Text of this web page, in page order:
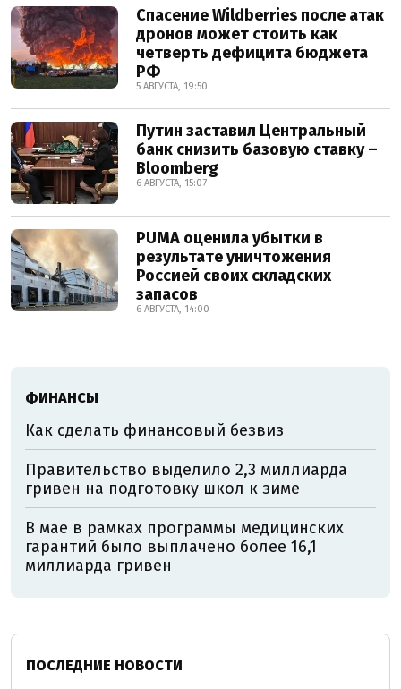
Спасение Wildberries после атак
дронов может стоить как
четверть дефицита бюджета
РФ
5 АВГУСТА, 19:50
Путин заставил Центральный
банк снизить базовую ставку –
Bloomberg
6 АВГУСТА, 15:07
PUMA оценила убытки в
результате уничтожения
Россией своих складских
запасов
6 АВГУСТА, 14:00
ФИНАНСЫ
Как сделать финансовый безвиз
Правительство выделило 2,3 миллиарда
гривен на подготовку школ к зиме
В мае в рамках программы медицинских
гарантий было выплачено более 16,1
миллиарда гривен
ПОСЛЕДНИЕ НОВОСТИ